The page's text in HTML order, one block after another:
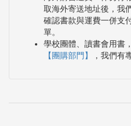
取海外寄送地址後，我
確認書款與運費一併支
單。
學校團體、讀書會用書
【團購部門】
，我們有